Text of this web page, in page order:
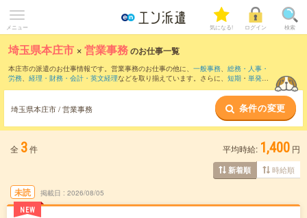
メニュー 気になる! ログイン 検索
埼玉県本庄市 ×営業事務のお仕事一覧
本庄市の派遣のお仕事情報です。営業事務のお仕事の他に、 一般事務、 総務・人事・
労務、 経理・財務・会計・英文経理などを取り揃えています。さらに、 短期 ・ 単発な
埼玉県本庄市 / 営業事務 条件の変更
全 3件 平均時給: 1,400 円
新着順 時給順
未読
NEW
掲載日 2026/08/05